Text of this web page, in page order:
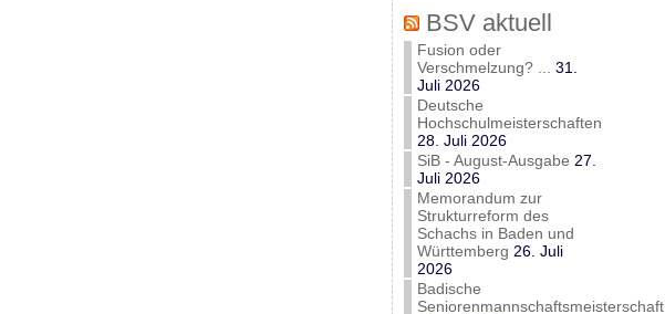
BSV aktuell
Fusion oder
Verschmelzung? ...
31.
Juli 2026
Deutsche
Hochschulmeisterschaften
28. Juli 2026
SiB - August-Ausgabe 27.
Juli 2026
Memorandum zur
Strukturreform des
Schachs in Baden und
Württemberg 26. Juli
2026
Badische
Seniorenmannschaftsmeisterschaft